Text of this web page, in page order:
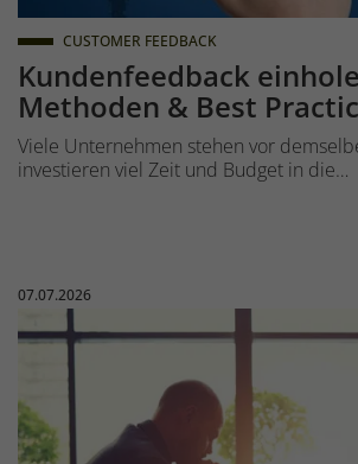
Kundenfeedback
Methoden & Best
CUSTOMER FEEDBACK
Viele Unternehmen stehen vor
investieren viel Zeit und Budget in die…
Veröffentlicht am:
07.07.2026